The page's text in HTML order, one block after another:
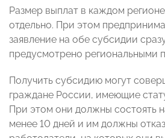
Размер выплат в каждом
отдельно. При этом
заявление на обе субсидии
предусмотрено региональными
Получить субсидию могут
граждане России, имеющие
При этом они должны состоять
менее 10 дней и им должны